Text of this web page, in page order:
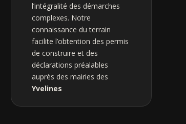
l’intégralité des démarches
complexes. Notre
connaissance du terrain
facilite l’obtention des permis
de construire et des
déclarations préalables
auprès des mairies des
Yvelines